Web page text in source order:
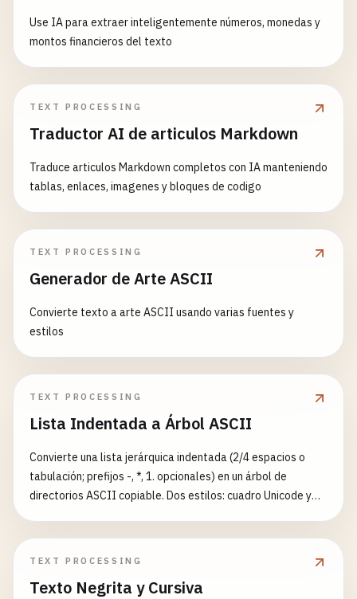
Use IA para extraer inteligentemente números, monedas y
montos financieros del texto
TEXT PROCESSING
Traductor AI de articulos Markdown
Traduce articulos Markdown completos con IA manteniendo
tablas, enlaces, imagenes y bloques de codigo
TEXT PROCESSING
Generador de Arte ASCII
Convierte texto a arte ASCII usando varias fuentes y
estilos
TEXT PROCESSING
Lista Indentada a Árbol ASCII
Convierte una lista jerárquica indentada (2/4 espacios o
tabulación; prefijos -, *, 1. opcionales) en un árbol de
directorios ASCII copiable. Dos estilos: cuadro Unicode y
TEXT PROCESSING
Texto Negrita y Cursiva